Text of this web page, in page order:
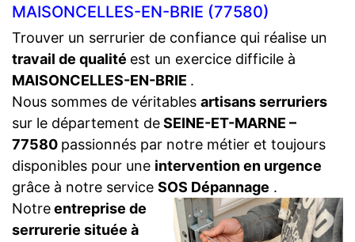
MAISONCELLES-EN-BRIE (77580)
Trouver un serrurier de confiance qui réalise un
travail de qualité est un exercice difficile à
MAISONCELLES-EN-BRIE .
Nous sommes de véritables artisans serruriers
sur le département deSEINE-ET-MARNE –
77580 passionnés par notre métier et toujours
disponibles pour une intervention en urgence
grâce à notre service SOS Dépannage .
Notreentreprise de
serrurerie située à